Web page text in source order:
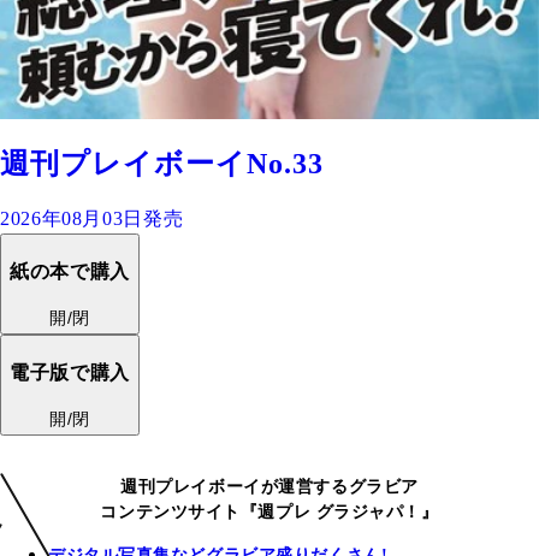
週刊プレイボーイNo.33
2026年08月03日発売
紙の本で購入
開/閉
電子版で購入
開/閉
週刊プレイボーイが運営するグラビア
コンテンツサイト『週プレ グラジャパ！』